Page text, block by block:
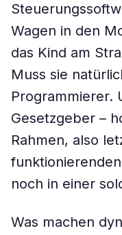
Wagen in den
das Kind am
Muss sie
Programmierer.
Gesetzgeber –
Rahmen, ­also
noch in einer
Was machen